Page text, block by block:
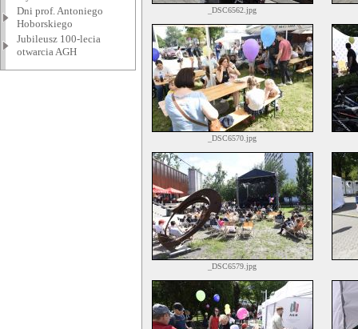
Dni prof. Antoniego
Hoborskiego
Jubileusz 100-lecia
otwarcia AGH
_DSC6562.jpg
_DSC6570.jpg
_DSC6579.jpg